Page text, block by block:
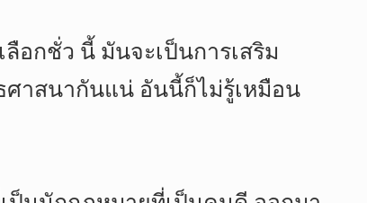
อกชั่ว นี้ มันจะเป็นการเสริม
ศาสนากันแน่ อันนี้ก็ไม่รู้เหมือน